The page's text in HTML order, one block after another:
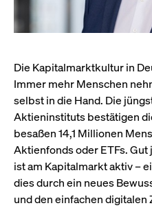
institutionellen
Dark Pool, der die
Mehr
Jetzt abonnieren
Die Kapitalmarktkultur in
Immer mehr Menschen
selbst in die Hand. Die
Aktieninstituts bestätigen
besaßen 14,1 Millionen
Aktienfonds oder ETFs. Gut
ist am Kapitalmarkt aktiv –
dies durch ein neues
und den einfachen digitalen
ApplicationGatewayAffinity
CookieScriptConsent